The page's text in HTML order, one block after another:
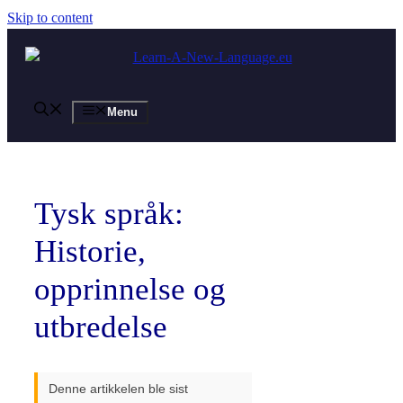
Skip to content
Menu
Tysk språk:
Historie,
opprinnelse og
utbredelse
Denne artikkelen ble sist